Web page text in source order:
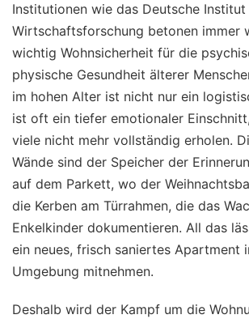
Institutionen wie das Deutsche
Wirtschaftsforschung betonen immer
wichtig Wohnsicherheit für die
physische Gesundheit älterer
im hohen Alter ist nicht nur ein
ist oft ein tiefer emotionaler
viele nicht mehr vollständig erholen.
Wände sind der Speicher der
auf dem Parkett, wo der
die Kerben am Türrahmen, die das
Enkelkinder dokumentieren. All das
ein neues, frisch saniertes Apartment
Umgebung mitnehmen.
Deshalb wird der Kampf um die